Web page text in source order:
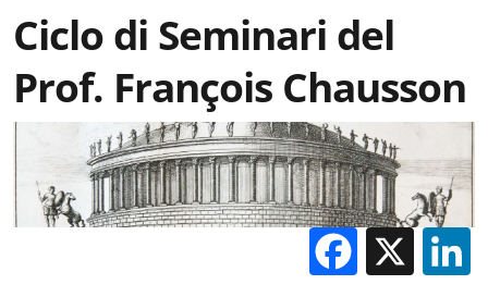
Ciclo di Seminari del
Prof. François Chausson
X